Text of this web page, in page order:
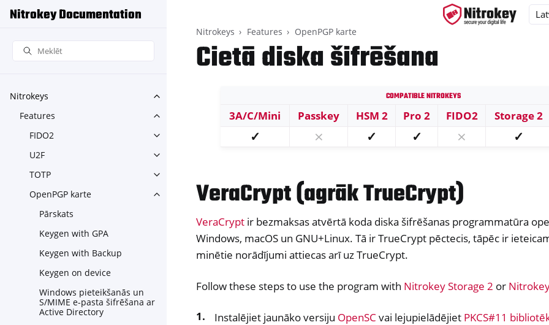
Nitrokey Documentation
Nitrokeys
Toggle navigation of Nitrokeys
Features
Toggle navigation of Features
FIDO2
Toggle navigation of FIDO2
U2F
Toggle navigation of U2F
TOTP
Toggle navigation of TOTP
OpenPGP karte
Toggle navigation of OpenPGP karte
Pārskats
Keygen with GPA
Keygen with Backup
Keygen on device
Windows pieteikšanās un
S/MIME e-pasta šifrēšana ar
Active Directory
Nitrokeys Features OpenPGP karte
Cietā diska šifrēšana
Compatible Nitrokeys
3A/C/Mini Passkey HSM 2 Pro 2 FIDO2 Storage 2
✓ ⨯ ✓ ✓ ⨯ ✓
VeraCrypt (agrāk TrueCrypt)
VeraCrypt ir bezmaksas atvērtā koda diska šifrēšanas programmatūra
Windows, macOS un GNU+Linux. Tā ir TrueCrypt pēctecis, tāpēc ir
minētie norādījumi attiecas arī uz TrueCrypt.
Follow these steps to use the program with Nitrokey Storage 2 or
Instalējiet jaunāko versiju OpenSC vai lejupielādējiet PKCS#11